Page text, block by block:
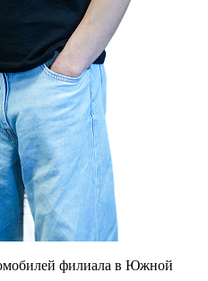
филиала в Южной